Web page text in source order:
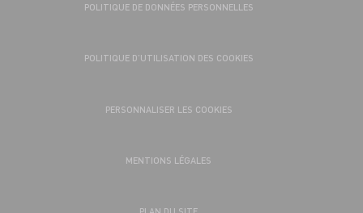
POLITIQUE DE DONNÉES PERSONNELLES
POLITIQUE D’UTILISATION DES COOKIES
PERSONNALISER LES COOKIES
MENTIONS LÉGALES